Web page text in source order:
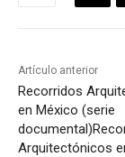
Artículo anterior
Recorridos
en México (serie
documental)
Arquitectónicos